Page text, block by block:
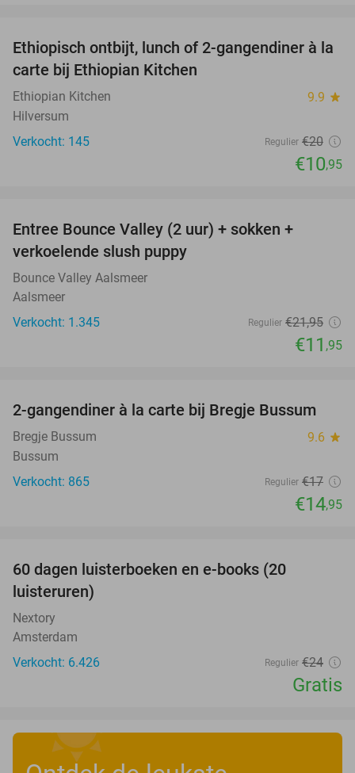
45%
Ethiopisch ontbijt, lunch of 2-gangendiner à la
carte bij Ethiopian Kitchen
Ethiopian Kitchen 9.9 star
Hilversum
Verkocht: 145
Regulier €20
€10,95
Entree Bounce Valley (2 uur) + sokken +
verkoelende slush puppy
Bounce Valley Aalsmeer
Aalsmeer
Verkocht: 1.345
Regulier €21,95
€11 ,95
12%
2-gangendiner à la carte bij Bregje Bussum
Bregje Bussum 9.6 star
Bussum
Verkocht: 865
Regulier €17
€14,95
60 dagen luisterboeken en e-books (20
luisteruren)
Nextory
Amsterdam
Verkocht: 6.426
Regulier €24
Gratis